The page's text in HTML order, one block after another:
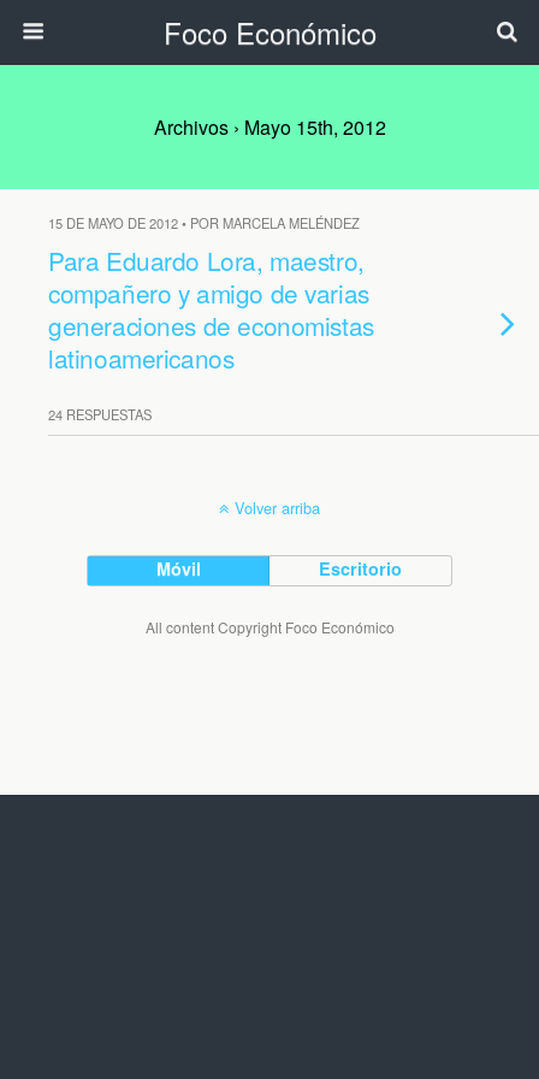
Foco Económico
Archivos › Mayo 15th, 2012
15 DE MAYO DE 2012 • POR MARCELA MELÉNDEZ
Para Eduardo Lora, maestro,
compañero y amigo de varias
generaciones de economistas
latinoamericanos
24 RESPUESTAS
Volver arriba
Móvil Escritorio
All content Copyright Foco Económico